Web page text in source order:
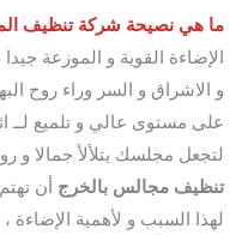
ما هي نصيحة شركة تنظيف
الإضاءة القوية و الموزعة
و الاشراق و السر وراء روح
على مستوى عالي و تلميع لــ
لتجعل مجلسك يتلألأ جمالا
تنظيف مجالس بالخرج أن
لهذا السبب و لأهمية